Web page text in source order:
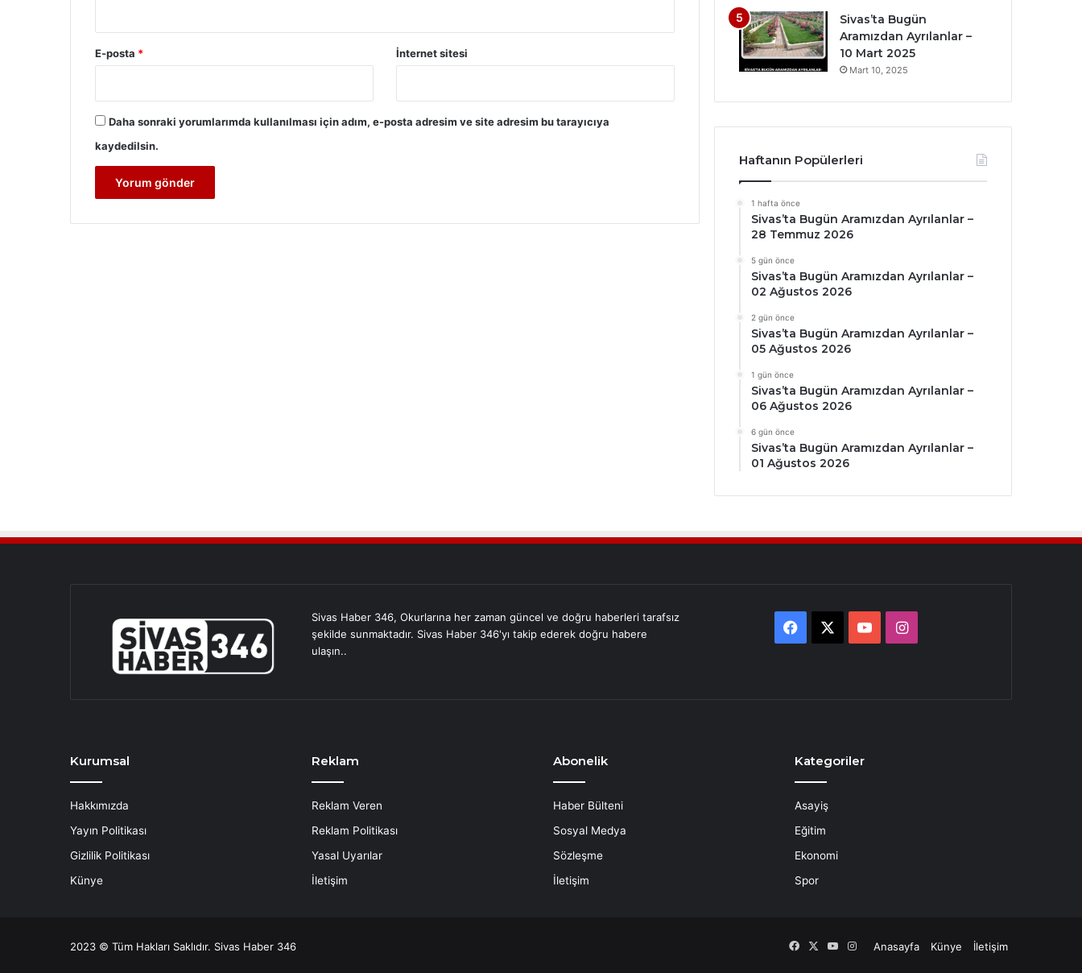
E-posta * İnternet sitesi
Daha sonraki yorumlarımda kullanılması için adım, e-posta adresim ve site adresim bu tarayıcıya
kaydedilsin.
Sivas’ta Bugün
Aramızdan Ayrılanlar –
10 Mart 2025
Mart 10, 2025
Haftanın Popülerleri
1 hafta önce
Sivas’ta Bugün Aramızdan Ayrılanlar –
28 Temmuz 2026
5 gün önce
Sivas’ta Bugün Aramızdan Ayrılanlar –
02 Ağustos 2026
2 gün önce
Sivas’ta Bugün Aramızdan Ayrılanlar –
05 Ağustos 2026
1 gün önce
Sivas’ta Bugün Aramızdan Ayrılanlar –
06 Ağustos 2026
6 gün önce
Sivas’ta Bugün Aramızdan Ayrılanlar –
01 Ağustos 2026
Sivas Haber 346, Okurlarına her zaman güncel ve doğru haberleri tarafsız
şekilde sunmaktadır. Sivas Haber 346'yı takip ederek doğru habere
ulaşın..
Facebook YouTubeInstagram
Kurumsal
Hakkımızda
Yayın Politikası
Gizlilik Politikası
Künye
Reklam
Reklam Veren
Reklam Politikası
Yasal Uyarılar
İletişim
Abonelik
Haber Bülteni
Sosyal Medya
Sözleşme
İletişim
Kategoriler
Asayiş
Eğitim
Ekonomi
Spor
2023 © Tüm Hakları Saklıdır. Sivas Haber 346 Anasayfa Künye İletişim
Facebook
X YouTube
Instagram